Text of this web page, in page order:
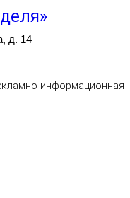
д. 14
информационная